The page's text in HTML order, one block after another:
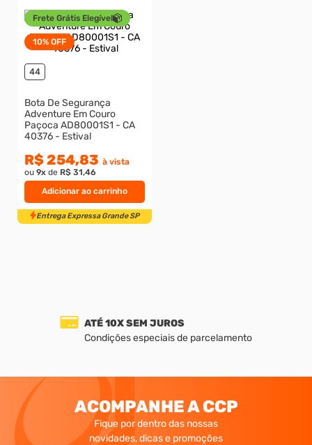
Frete Grátis Elegível
10% OFF
Adicionar ao carrinho
44
Bota De Segurança
Adventure Em Couro
Paçoca AD80001S1 - CA
40376 - Estival
R$ 254,83 à vista
ou 9x de R$ 31,46
ATÉ 10X SEM JUROS
Condições especiais de parcelamento
ACOMPANHE A CCP
Fique por dentro das nossas
novidades, dicas e promoções